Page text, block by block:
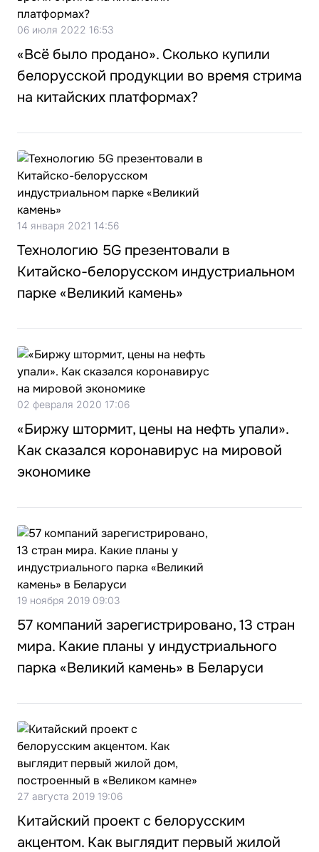
06 июля 2022 16:53
«Всё было продано». Сколько купили
белорусской продукции во время стрима
на китайских платформах?
14 января 2021 14:56
Технологию 5G презентовали в
Китайско-белорусском индустриальном
парке «Великий камень»
02 февраля 2020 17:06
«Биржу штормит, цены на нефть упали».
Как сказался коронавирус на мировой
экономике
19 ноября 2019 09:03
57 компаний зарегистрировано, 13 стран
мира. Какие планы у индустриального
парка «Великий камень» в Беларуси
27 августа 2019 19:06
Китайский проект с белорусским
акцентом. Как выглядит первый жилой